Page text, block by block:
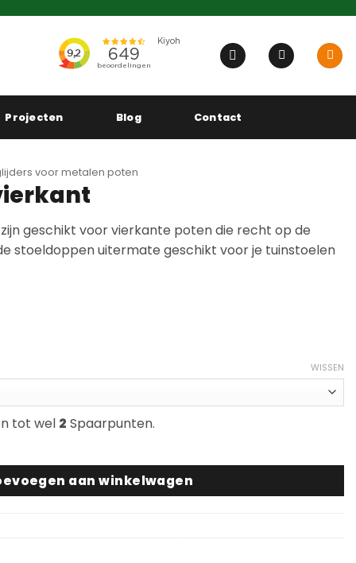
Projecten Blog Contact
voor metalen poten
geschikt voor vierkante poten die recht op de
stoeldoppen uitermate geschikt voor je tuinstoelen
WISSEN
tot wel 2 Spaarpunten.
aan winkelwagen